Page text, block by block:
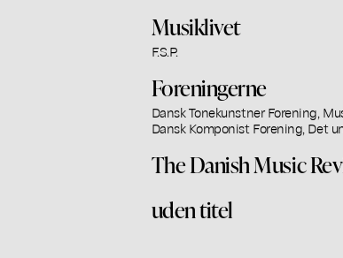
Musiklivet
F.S.P.
Foreningerne
Dansk Tonekunstner Forening,
Dansk Komponist Forening, Det
The Danish Music
uden titel